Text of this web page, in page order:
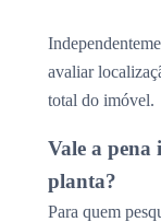
avaliar
total do imóvel.
Vale a pena
planta?
Para quem